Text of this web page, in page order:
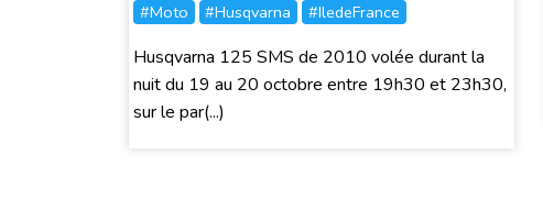
#Moto #Husqvarna #IledeFrance
Husqvarna 125 SMS de 2010 volée durant la
nuit du 19 au 20 octobre entre 19h30 et 23h30,
sur le par(...)